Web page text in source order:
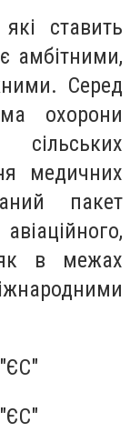
ставить
амбітними,
Серед
охорони
медичних
пакет
як в межах